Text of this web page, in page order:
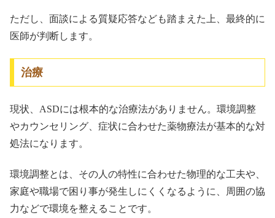
ただし、面談による質疑応答なども踏まえた上、最終的に
医師が判断します。
治療
現状、ASDには根本的な治療法がありません。環境調整
やカウンセリング、症状に合わせた薬物療法が基本的な対
処法になります。
環境調整とは、その人の特性に合わせた物理的な工夫や、
家庭や職場で困り事が発生しにくくなるように、周囲の協
力などで環境を整えることです。